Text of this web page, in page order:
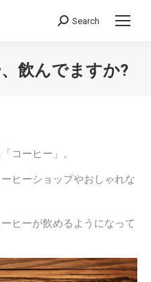
Search:
Search
飲んでますか?
コーヒー」。
ヒーショップやおしゃれな
ヒーが飲めるようになって